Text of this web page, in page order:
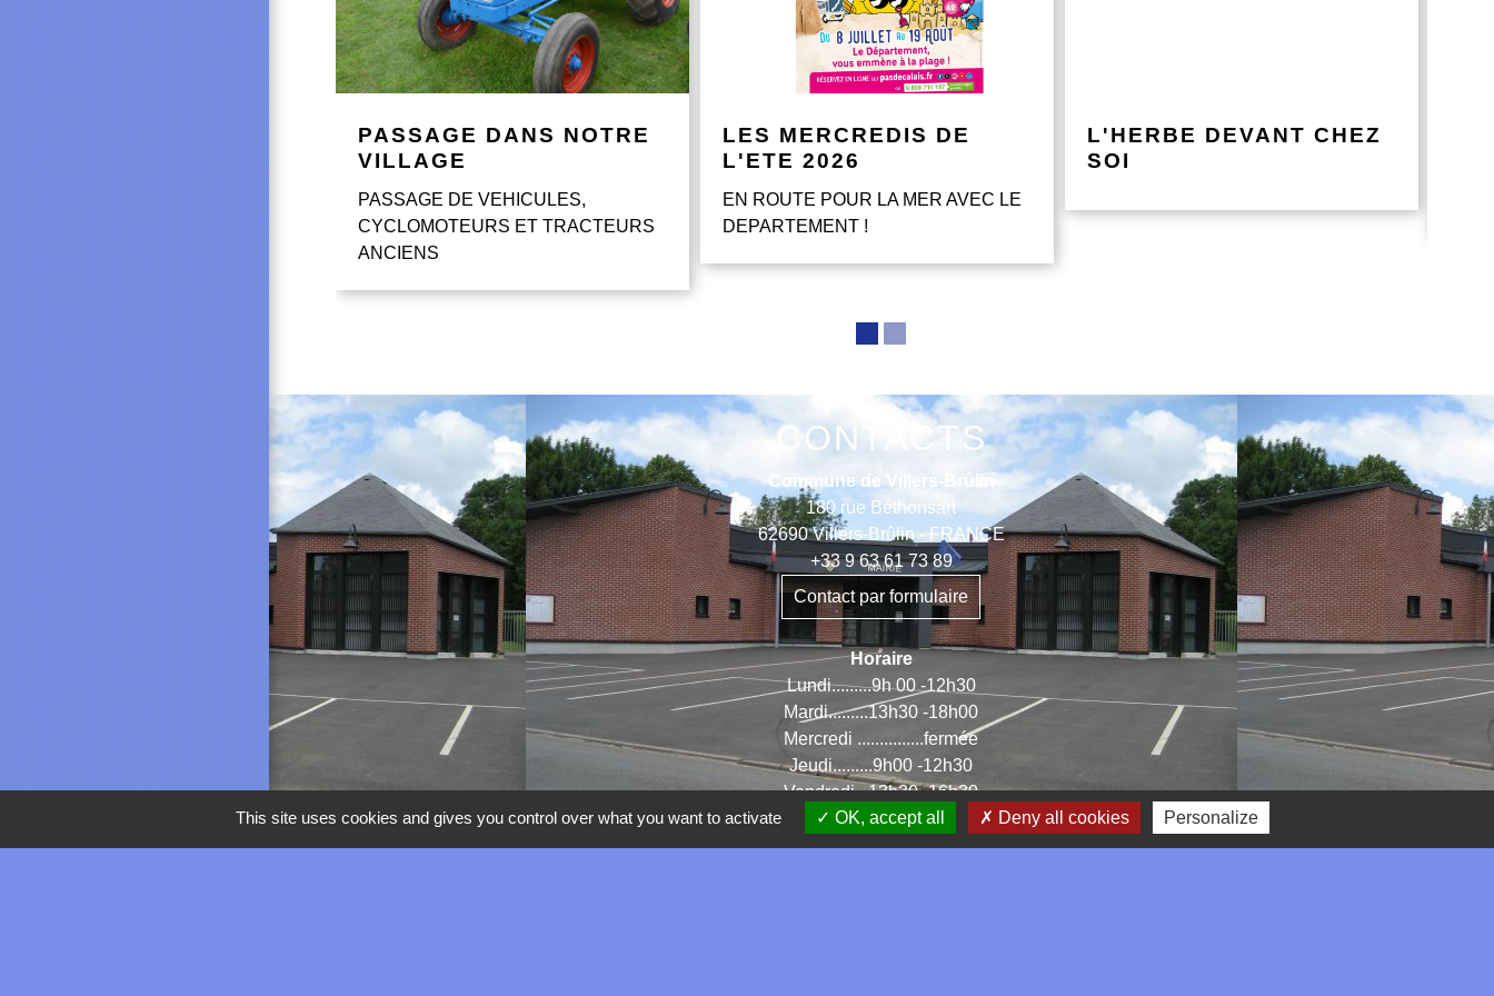
PASSAGE DANS NOTRE
VILLAGE
PASSAGE DE VEHICULES,
CYCLOMOTEURS ET TRACTEURS
ANCIENS
LES MERCREDIS DE
L'ETE 2026
EN ROUTE POUR LA MER AVEC LE
DEPARTEMENT !
L'HERBE DEVANT CHEZ
SOI
CONTACTS
Commune de Villers-Brûlin
180 rue Béthonsart
62690 Villers-Brûlin - FRANCE
+33 9 63 61 73 89
Contact par formulaire
Horaire
Lundi.........9h 00 -12h30
Mardi.........13h30 -18h00
Mercredi ...............fermée
Jeudi.........9h00 -12h30
Vendredi ..13h30 -16h30
This site uses cookies and gives you control over what you want to activate OK, accept all Deny all cookies Personalize